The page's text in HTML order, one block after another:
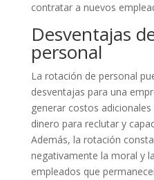
contratar a nuevos
Desventajas
personal
La rotación de personal
desventajas para una
generar costos
dinero para reclutar y
Además, la rotación
negativamente la moral y
empleados que